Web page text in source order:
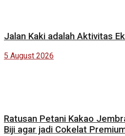
Jalan Kaki adalah Aktivitas
5 August 2026
Ratusan Petani Kakao
Biji agar jadi Cokelat